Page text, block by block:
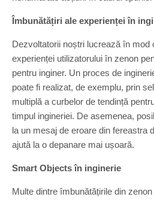
Îmbunătățiri ale experienței în
Dezvoltatorii noștri lucrează în mod
experienței utilizatorului în zenon
pentru inginer. Un proces de
poate fi realizat, de exemplu, prin
multiplă a curbelor de tendință
timpul ingineriei. De asemenea,
la un mesaj de eroare din fereastra
ajută la o depanare mai ușoară.
Smart Objects în inginerie
Multe dintre îmbunătățirile din